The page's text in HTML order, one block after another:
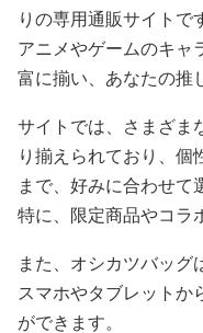
りの専用通販サイトで
アニメやゲームのキャ
富に揃い、あなたの推
サイトでは、さまざま
り揃えられており、個
まで、好みに合わせて
特に、限定商品やコラ
また、オシカツバッグ
スマホやタブレットか
ができます。